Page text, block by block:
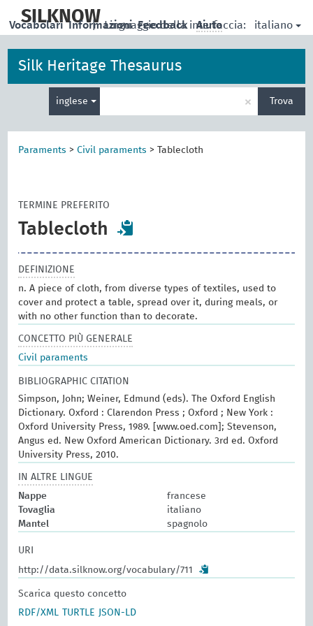
main
SILKNOW
| Linguaggio della interfaccia: italiano
Vocabolari Informazioni Feedback Aiuto
Silk Heritage Thesaurus
inglese
per
la
× Trova
Paraments >Civil paraments > Tablecloth
TERMINE PREFERITO
Tablecloth
DEFINIZIONE
n. A piece of cloth, from diverse types of textiles, used to
cover and protect a table, spread over it, during meals, or
with no other function than to decorate.
CONCETTO PIÙ GENERALE
Civil paraments
BIBLIOGRAPHIC CITATION
Simpson, John; Weiner, Edmund (eds). The Oxford English
Dictionary. Oxford : Clarendon Press ; Oxford ; New York :
Oxford University Press, 1989. [www.oed.com]; Stevenson,
Angus ed. New Oxford American Dictionary. 3rd ed. Oxford
University Press, 2010.
IN ALTRE LINGUE
Nappe
francese
Tovaglia
italiano
Mantel
spagnolo
URI
http://data.silknow.org/vocabulary/711
Scarica questo concetto
RDF/XML
TURTLE JSON-LD